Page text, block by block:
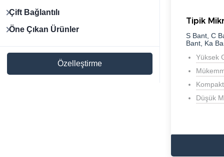
Çift Bağlantılı
Öne Çıkan Ürünler
Özelleştirme
Tipik
S Bant, C
Bant, Ka
Yüksek
Düşük